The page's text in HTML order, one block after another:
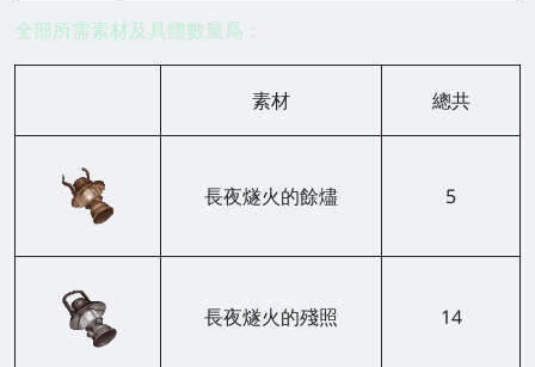
全部所需素材及具體數量爲：
素材 總共
長夜燧火的餘燼 5
長夜燧火的殘照 14